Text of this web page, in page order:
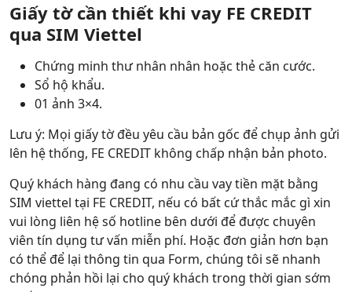
Giấy tờ cần thiết khi vay FE CREDIT
qua SIM Viettel
Chứng minh thư nhân nhân hoặc thẻ căn cước.
Sổ hộ khẩu.
01 ảnh 3×4.
Lưu ý: Mọi giấy tờ đều yêu cầu bản gốc để chụp ảnh gửi
lên hệ thống, FE CREDIT không chấp nhận bản photo.
Quý khách hàng đang có nhu cầu vay tiền mặt bằng
SIM viettel tại FE CREDIT, nếu có bất cứ thắc mắc gì xin
vui lòng liên hệ số hotline bên dưới để được chuyên
viên tín dụng tư vấn miễn phí. Hoặc đơn giản hơn bạn
có thể để lại thông tin qua Form, chúng tôi sẽ nhanh
chóng phản hồi lại cho quý khách trong thời gian sớm